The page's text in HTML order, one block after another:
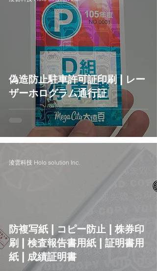
偽造防止駐車許可証印刷 | レー
ザーホログラム通行証
防複写紙 | コピー防止 | 株券印
刷 | 検査報告書用紙 | 証明書用
紙 | 成績証明書
淩雲科技 Holo solution Inc.